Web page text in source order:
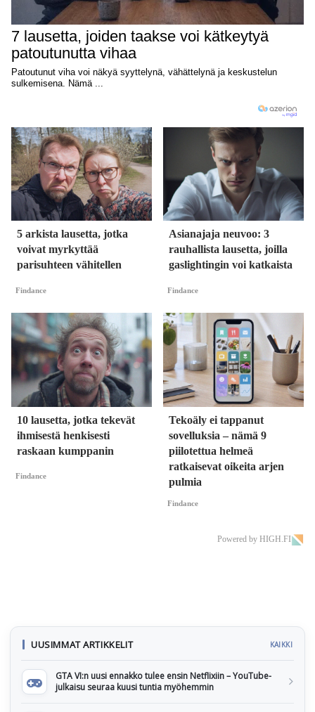
5 arkista lausetta, jotka
voivat myrkyttää
parisuhteen vähitellen
Findance
Asianajaja neuvoo: 3
rauhallista lausetta, joilla
gaslightingin voi katkaista
Findance
10 lausetta, jotka tekevät
ihmisestä henkisesti
raskaan kumppanin
Findance
Tekoäly ei tappanut
sovelluksia – nämä 9
piilotettua helmeä
ratkaisevat oikeita arjen
pulmia
Findance
Powered by HIGH.FI
UUSIMMAT ARTIKKELIT KAIKKI
GTA VI:n uusi ennakko tulee ensin Netflixiin – YouTube-
julkaisu seuraa kuusi tuntia myöhemmin